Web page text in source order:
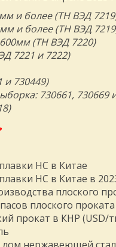
и более (ТН ВЭД
и более (ТН ВЭД
(ТН ВЭД 7220)
7221 и 7222)
и 730449)
730661, 730669
НС в Китае
НС в Китае в
плоского
плоского
прокат в КНР (USD/